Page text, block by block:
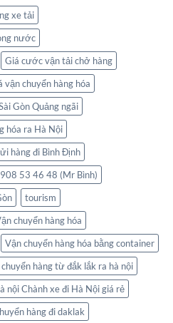
xe tải
nước
Giá cước vận tải chở hàng
vận chuyển hàng hóa
Gòn Quảng ngãi
hóa ra Hà Nội
hàng đi Bình Định
53 46 48 (Mr Bình)
tourism
chuyển hàng hóa
Vận chuyển hàng hóa bằng container
hàng từ đắk lắk ra hà nội
nội Chành xe đi Hà Nội giá rẻ
hàng đi daklak